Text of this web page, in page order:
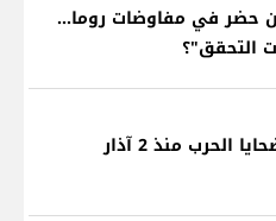
حضر في مفاوضات روما...
التحقق"؟
الحرب منذ 2 آذار